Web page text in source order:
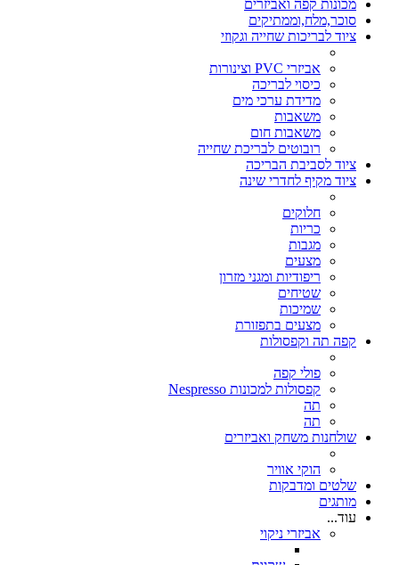
מכונות קפה ואביזרים
סוכר,מלח,וממתיקים
ציוד לבריכות שחייה וגקוזי
אביזרי PVC וצינורות
כיסוי לבריכה
מדידת ערכי מים
משאבות
משאבות חום
רובוטים לבריכת שחייה
ציוד לסביבת הבריכה
ציוד מקיף לחדרי שינה
חלוקים
כריות
מגבות
מצעים
ריפודיות ומגני מזרון
שטיחים
שמיכות
מצעים בתפזורת
קפה תה וקפסולות
פולי קפה
קפסולות למכונות Nespresso
תה
תה
שולחנות משחק ואביזרים
הוקי אוויר
שלטים ומדבקות
מותגים
עוד...
אביזרי ניקוי